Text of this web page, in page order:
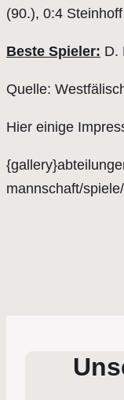
(90.), 0:4
Beste Spieler: D.
Quelle:
Hier einige
mannschaft/